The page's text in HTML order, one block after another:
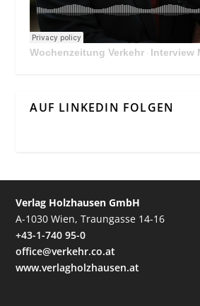
Wochenzeitung Verkehr · Interview Mit
AUF LINKEDIN FOLGEN
Verlag Holzhausen GmbH
A-1030 Wien, Traungasse 14-16
+43-1-740 95-0
office@verkehr.co.at
www.verlagholzhausen.at